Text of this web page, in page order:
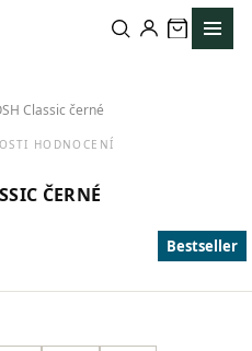
Classic černé
HODNOCENÍ
ČERNÉ
Bestseller